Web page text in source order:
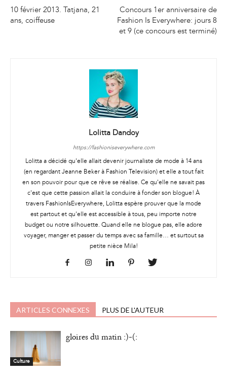
10 février 2013. Tatjana, 21
ans, coiffeuse
Concours 1er anniversaire de
Fashion Is Everywhere: jours 8
et 9 (ce concours est terminé)
Lolitta Dandoy
https://fashioniseverywhere.com
Lolitta a décidé qu'elle allait devenir journaliste de mode à 14 ans
(en regardant Jeanne Beker à Fashion Television) et elle a tout fait
en son pouvoir pour que ce rêve se réalise. Ce qu'elle ne savait pas
c'est que cette passion allait la conduire à fonder son blogue! À
travers FashionIsEverywhere, Lolitta espère prouver que la mode
est partout et qu'elle est accessible à tous, peu importe notre
budget ou notre silhouette. Quand elle ne blogue pas, elle adore
voyager, manger et passer du temps avec sa famille… et surtout sa
petite nièce Mila!
ARTICLES CONNEXES PLUS DE L'AUTEUR
Culture
gloires du matin :)-(: